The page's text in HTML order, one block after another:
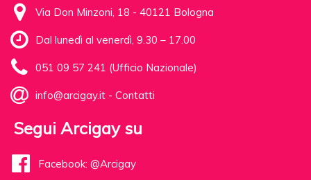
Via Don Minzoni, 18 - 40121 Bologna
Dal lunedì al venerdì, 9.30 – 17.00
051 09 57 241 (Ufficio Nazionale)
info@arcigay.it - Contatti
Segui Arcigay su
Facebook: @Arcigay